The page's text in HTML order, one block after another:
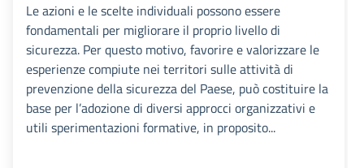
Le azioni e le scelte individuali possono essere
fondamentali per migliorare il proprio livello di
sicurezza. Per questo motivo, favorire e valorizzare le
esperienze compiute nei territori sulle attività di
prevenzione della sicurezza del Paese, può costituire la
base per l’adozione di diversi approcci organizzativi e
utili sperimentazioni formative, in proposito...